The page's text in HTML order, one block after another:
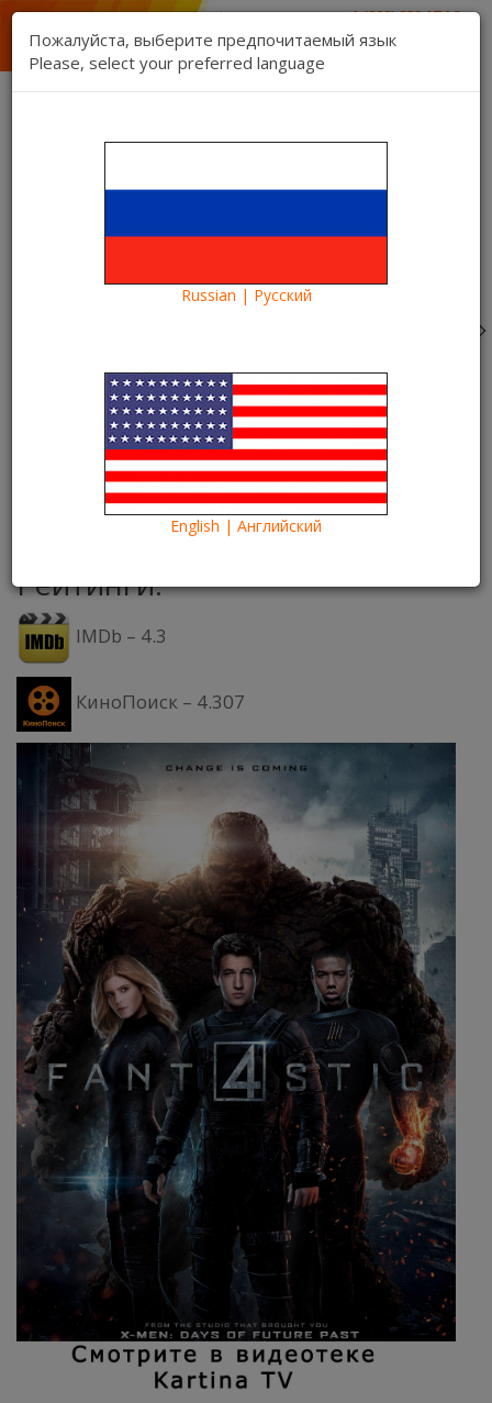
1 (888) 832 17 16
1 (888) 827 06 06
техническая поддержка
Связь Регистрация Вход
Kartina TV Brooklyn
Категории
Что посмотреть?
«Фантастическая четверка» –
новинка в видеотеке Kartina
TV. Все измениться
Kartina TV Brooklyn
Рейтинги:
IMDb – 4.3
КиноПоиск – 4.307
Пожалуйста, выберите предпочитаемый язык
Please, select your preferred language
Russian | Русский
English | Английский